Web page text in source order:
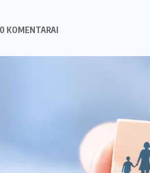
0 KOMENTARAI
Kaip